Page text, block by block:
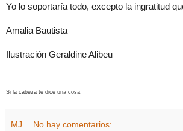
Yo lo soportaría todo, excepto la ingratitud
Amalia Bautista
Ilustración Geraldine Alibeu
Si la cabeza te dice una cosa.
MJ No hay comentarios: